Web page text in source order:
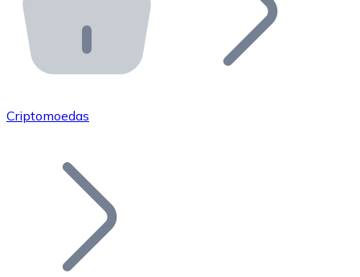
API Bitnovo
Integre nossa API no seu ecossistema.
Junte-se à nossa rede de revendedores e comercialize
Adicione o token do seu projeto ao nosso serviço de
Criptomoedas